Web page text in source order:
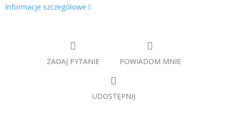
Informacje szczegółowe
ZADAJ PYTANIE POWIADOM MNIE
UDOSTĘPNIJ